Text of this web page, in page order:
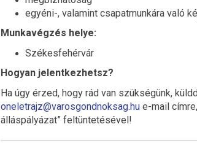
egyéni-, valamint csapatmunkára való
Munkavégzés helye:
Székesfehérvár
Hogyan jelentkezhetsz?
Ha úgy érzed, hogy rád van szükségünk,
oneletrajz@varosgondnoksag.hu e-mail
álláspályázat” feltüntetésével!